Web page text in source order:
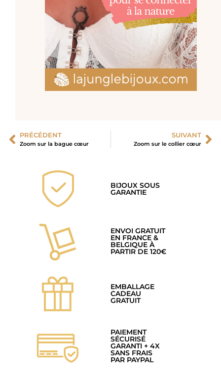
PRÉCÉDENT
Zoom sur la bague cœur
SUIVANT
Zoom sur le collier cœur
BIJOUX SOUS
GARANTIE
ENVOI GRATUIT
EN FRANCE &
BELGIQUE À
PARTIR DE 120€
EMBALLAGE
CADEAU
GRATUIT
PAIEMENT
SÉCURISÉ
GARANTI + 4X
SANS FRAIS
PAR PAYPAL